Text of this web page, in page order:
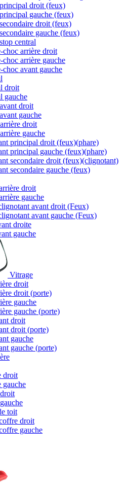
droit (feux)
gauche (feux)
droit (feux)
gauche (feux)
central
choc arrière droit
choc arrière gauche
choc avant gauche
droit
gauche
droit
gauche
droit
gauche
principal droit (feux)(phare)
principal gauche (feux)(phare)
secondaire droit (feux)(clignotant)
secondaire gauche (feux)
droit
gauche
avant droit (Feux)
avant gauche (Feux)
droite
gauche
Vitrage
droit
droit (porte)
gauche
gauche (porte)
droit
droit (porte)
gauche
gauche (porte)
droit
gauche
toit
droit
gauche